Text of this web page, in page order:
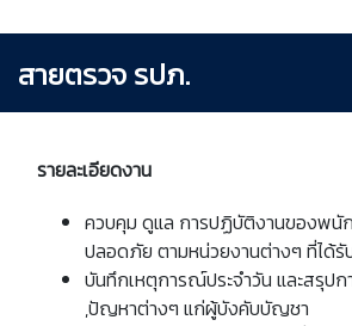
สายตรวจ รปภ.
รายละเอียดงาน
ควบคุม ดูแล การปฏิบัติงานของพนั
ปลอดภัย ตามหน่วยงานต่างๆ ที่ได้รั
บันทึกเหตุการณ์ประจำวัน และสรุป
,ปัญหาต่างๆ แก่ผู้บังคับบัญชา